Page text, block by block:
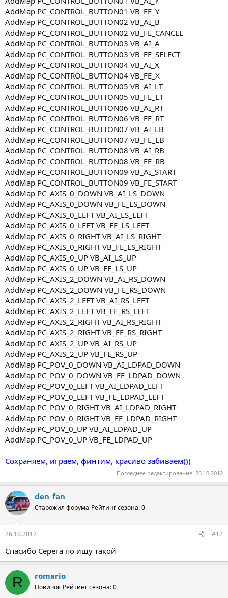
AddMap PC_CONTROL_BUTTON01 VB_FE_Y
AddMap PC_CONTROL_BUTTON02 VB_AI_B
AddMap PC_CONTROL_BUTTON02 VB_FE_CANCEL
AddMap PC_CONTROL_BUTTON03 VB_AI_A
AddMap PC_CONTROL_BUTTON03 VB_FE_SELECT
AddMap PC_CONTROL_BUTTON04 VB_AI_X
AddMap PC_CONTROL_BUTTON04 VB_FE_X
AddMap PC_CONTROL_BUTTON05 VB_AI_LT
AddMap PC_CONTROL_BUTTON05 VB_FE_LT
AddMap PC_CONTROL_BUTTON06 VB_AI_RT
AddMap PC_CONTROL_BUTTON06 VB_FE_RT
AddMap PC_CONTROL_BUTTON07 VB_AI_LB
AddMap PC_CONTROL_BUTTON07 VB_FE_LB
AddMap PC_CONTROL_BUTTON08 VB_AI_RB
AddMap PC_CONTROL_BUTTON08 VB_FE_RB
AddMap PC_CONTROL_BUTTON09 VB_AI_START
AddMap PC_CONTROL_BUTTON09 VB_FE_START
AddMap PC_AXIS_0_DOWN VB_AI_LS_DOWN
AddMap PC_AXIS_0_DOWN VB_FE_LS_DOWN
AddMap PC_AXIS_0_LEFT VB_AI_LS_LEFT
AddMap PC_AXIS_0_LEFT VB_FE_LS_LEFT
AddMap PC_AXIS_0_RIGHT VB_AI_LS_RIGHT
AddMap PC_AXIS_0_RIGHT VB_FE_LS_RIGHT
AddMap PC_AXIS_0_UP VB_AI_LS_UP
AddMap PC_AXIS_0_UP VB_FE_LS_UP
AddMap PC_AXIS_2_DOWN VB_AI_RS_DOWN
AddMap PC_AXIS_2_DOWN VB_FE_RS_DOWN
AddMap PC_AXIS_2_LEFT VB_AI_RS_LEFT
AddMap PC_AXIS_2_LEFT VB_FE_RS_LEFT
AddMap PC_AXIS_2_RIGHT VB_AI_RS_RIGHT
AddMap PC_AXIS_2_RIGHT VB_FE_RS_RIGHT
AddMap PC_AXIS_2_UP VB_AI_RS_UP
AddMap PC_AXIS_2_UP VB_FE_RS_UP
AddMap PC_POV_0_DOWN VB_AI_LDPAD_DOWN
AddMap PC_POV_0_DOWN VB_FE_LDPAD_DOWN
AddMap PC_POV_0_LEFT VB_AI_LDPAD_LEFT
AddMap PC_POV_0_LEFT VB_FE_LDPAD_LEFT
AddMap PC_POV_0_RIGHT VB_AI_LDPAD_RIGHT
AddMap PC_POV_0_RIGHT VB_FE_LDPAD_RIGHT
AddMap PC_POV_0_UP VB_AI_LDPAD_UP
AddMap PC_POV_0_UP VB_FE_LDPAD_UP
Сохраняем, играем, финтим, красиво забиваем)))
Последнее редактирование: 26.10.2012
den_fan
Старожил форума Рейтинг сезона: 0
26.10.2012 #12
Спасибо Серега по ищу такой
R romario
Новичок Рейтинг сезона: 0